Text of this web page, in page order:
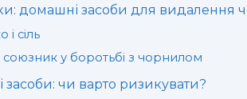
домашні засоби для видалення
сіль
союзник у боротьбі з чорнилом
засоби: чи варто ризикувати?